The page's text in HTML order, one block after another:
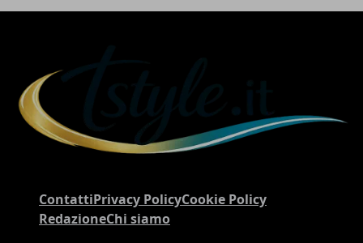
ContattiPrivacy PolicyCookie Policy
RedazioneChi siamo